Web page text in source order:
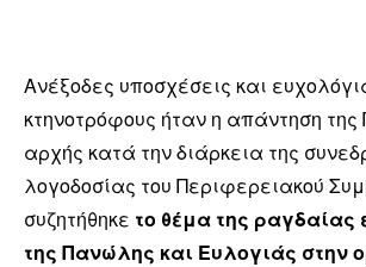
Ανέξοδες υποσχέσεις και
κτηνοτρόφους ήταν η απάντηση
αρχής κατά την διάρκεια της
λογοδοσίας του Περιφερειακού
συζητήθηκε το θέμα της
της Πανώλης και Ευλογιάς στην